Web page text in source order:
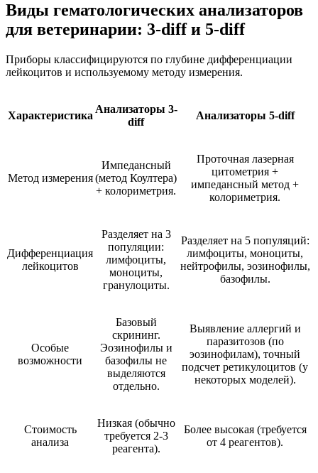
Виды гематологических анализаторов
для ветеринарии: 3-diff и 5-diff
Приборы классифицируются по глубине дифференциации
лейкоцитов и используемому методу измерения.
Характеристика
Анализаторы 3-
diff
Анализаторы 5-diff
Метод измерения
Импедансный
(метод Коултера)
+ колориметрия.
Проточная лазерная
цитометрия +
импедансный метод +
колориметрия.
Дифференциация
лейкоцитов
Разделяет на 3
популяции:
лимфоциты,
моноциты,
гранулоциты.
Разделяет на 5 популяций:
лимфоциты, моноциты,
нейтрофилы, эозинофилы,
базофилы.
Особые
возможности
Базовый
скрининг.
Эозинофилы и
базофилы не
выделяются
отдельно.
Выявление аллергий и
паразитозов (по
эозинофилам), точный
подсчет ретикулоцитов (у
некоторых моделей).
Стоимость
анализа
Низкая (обычно
требуется 2-3
реагента).
Более высокая (требуется
от 4 реагентов).